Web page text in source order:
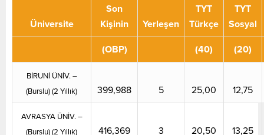
Üniversite
Son
Kişinin
Yerleşen
TYT
Türkçe
TYT
Sosyal
(OBP) (40) (20)
BİRUNİ ÜNİV. –
(Burslu) (2 Yıllık)
399,988 5 25,00 12,75
AVRASYA ÜNİV. –
(Burslu) (2 Yıllık)
416,369 3 20,50 13,25